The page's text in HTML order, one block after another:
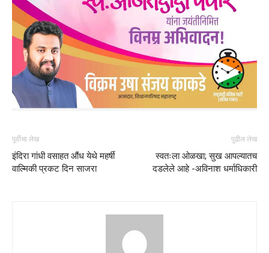
पूर्वीचा लेख
इंदिरा गांधी वसाहत औंध येथे महर्षी
वाल्मिकी प्रकट दिन साजरा
पुढील लेख
स्वतःला ओळखा; सुख आपल्यातच
दडलेले आहे -अविनाश धर्माधिकारी